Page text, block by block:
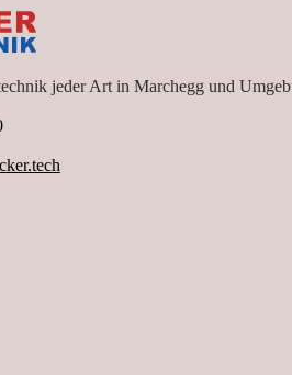
jeder Art in Marchegg und